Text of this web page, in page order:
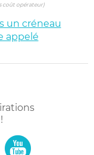
coût opérateur)
un créneau
appelé